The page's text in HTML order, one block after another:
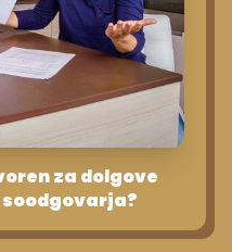
za dolgove